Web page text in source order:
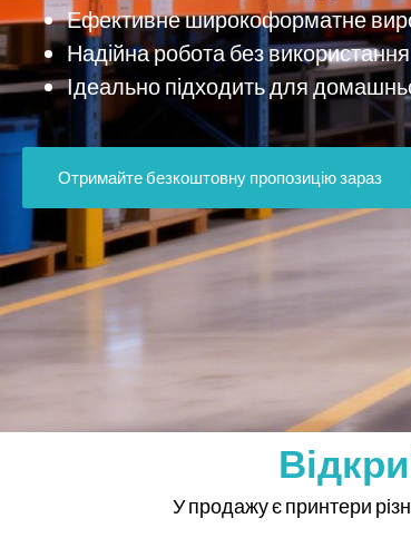
Ефективне широкоформатне
Надійна робота без
Ідеально підходить для
Отримайте безкоштовну пропозицію зараз
У продажу є принтери